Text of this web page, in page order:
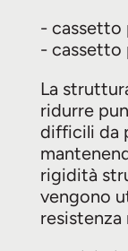
- cassetto
- cassetto
La
ridurre
difficili da
rigidità
vengono
resistenza